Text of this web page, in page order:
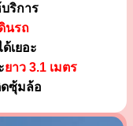
ริการ
นรถ
เยอะ
ยาว 3.1 เมตร
ซุ้มล้อ